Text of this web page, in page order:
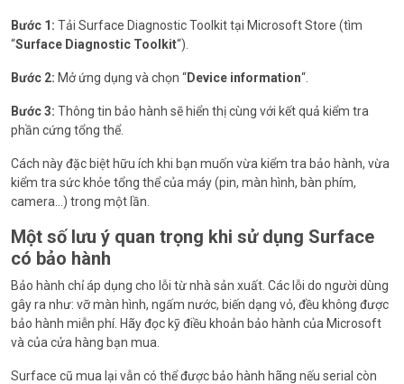
Bước 1: Tải Surface Diagnostic Toolkit tại Microsoft Store (tìm
“Surface Diagnostic Toolkit“).
Bước 2: Mở ứng dụng và chọn “Device information“.
Bước 3: Thông tin bảo hành sẽ hiển thị cùng với kết quả kiểm tra
phần cứng tổng thể.
Cách này đặc biệt hữu ích khi bạn muốn vừa kiểm tra bảo hành, vừa
kiểm tra sức khỏe tổng thể của máy (pin, màn hình, bàn phím,
camera…) trong một lần.
Một số lưu ý quan trọng khi sử dụng Surface
có bảo hành
Bảo hành chỉ áp dụng cho lỗi từ nhà sản xuất. Các lỗi do người dùng
gây ra như: vỡ màn hình, ngấm nước, biến dạng vỏ, đều không được
bảo hành miễn phí. Hãy đọc kỹ điều khoản bảo hành của Microsoft
và của cửa hàng bạn mua.
Surface cũ mua lại vẫn có thể được bảo hành hãng nếu serial còn